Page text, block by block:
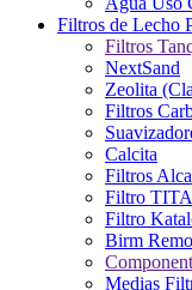
Filtros de Lecho
Filtros
NextSand
Zeolita
Filtros
Calcita
Filtros
Filtro
Filtro
Birm
Medias